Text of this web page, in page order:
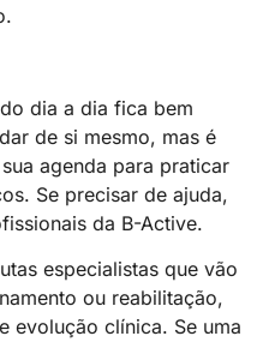
dia a dia fica bem
de si mesmo, mas é
agenda para praticar
Se precisar de ajuda,
da B-Active.
especialistas que vão
ou reabilitação,
evolução clínica. Se uma